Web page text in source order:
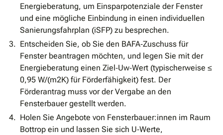
Energieberatung, um Einsparpotenziale der Fenster
und eine mögliche Einbindung in einen individuellen
Sanierungsfahrplan (iSFP) zu besprechen.
Entscheiden Sie, ob Sie den BAFA‐Zuschuss für
Fenster beantragen möchten, und legen Sie mit der
Energieberatung einen Ziel‐Uw‐Wert (typischerweise ≤
0,95 W/(m2K) für Förderfähigkeit) fest. Der
Förderantrag muss vor der Vergabe an den
Fensterbauer gestellt werden.
Holen Sie Angebote von Fensterbauer:innen im Raum
Bottrop ein und lassen Sie sich U‐Werte,